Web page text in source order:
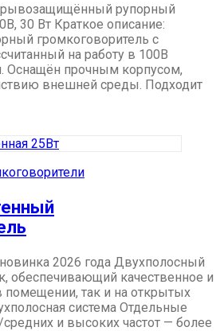
рупорный
30 Вт Краткое описание:
громкоговоритель с
на работу в 100В
Оснащён прочным корпусом,
внешней среды. Подходит
2026 года Двухполосный
обеспечивающий качественное и
помещении, так и на открытых
система Отдельные
и высоких частот — более